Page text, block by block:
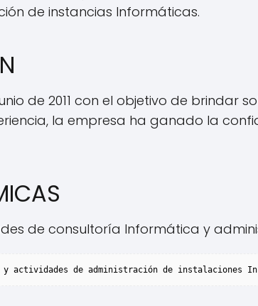
de instancias Informáticas.
de 2011 con el objetivo de
la empresa ha ganado la
de consultoría Informática y